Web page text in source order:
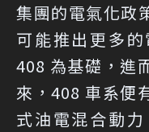
集團的電氣化政
可能推出更多
408 為基礎，進
來，408 車系便
式油電混合動力